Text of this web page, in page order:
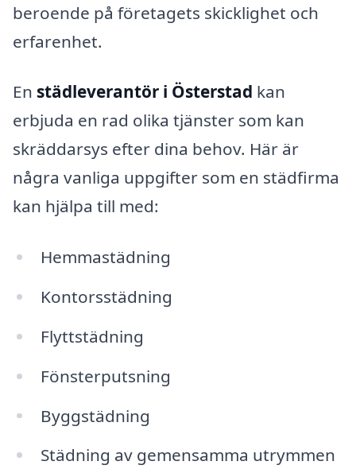
beroende på företagets skicklighet och
erfarenhet.
En städleverantör i Österstad kan
erbjuda en rad olika tjänster som kan
skräddarsys efter dina behov. Här är
några vanliga uppgifter som en städfirma
kan hjälpa till med:
Hemmastädning
Kontorsstädning
Flyttstädning
Fönsterputsning
Byggstädning
Städning av gemensamma utrymmen